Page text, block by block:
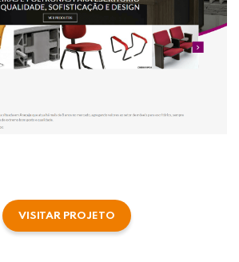
VISITAR PROJETO